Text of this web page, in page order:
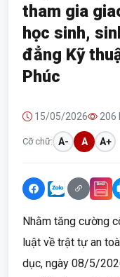
tham gia
học sinh,
đẳng Kỹ
Phúc
15/05/2026 206
Cỡ chữ: A- A A+
Nhằm tăng cường
luật về trật tự an
dục, ngày 08/5/